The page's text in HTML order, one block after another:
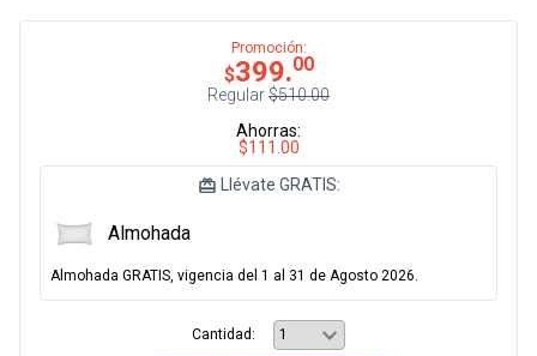
Promoción:
$399.00
Regular$510.00
Ahorras:
$111.00
Llévate GRATIS:
Almohada
Almohada GRATIS, vigencia del 1 al 31 de Agosto 2026.
Cantidad: